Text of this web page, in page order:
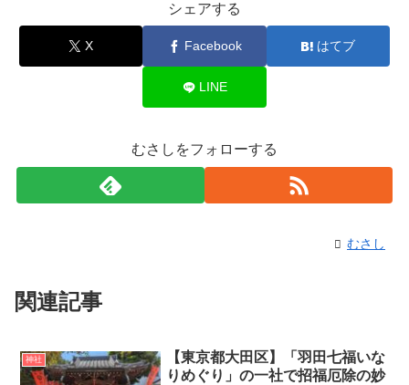
シェアする
X Facebook はてブ
LINE
むさしをフォローする
むさし
関連記事
神社
【東京都大田区】「羽田七福いな
りめぐり」の一社で招福厄除の妙